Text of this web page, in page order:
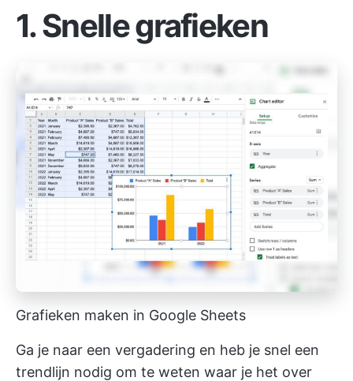
1. Snelle grafieken
Grafieken maken in Google Sheets
Ga je naar een vergadering en heb je snel een
trendlijn nodig om te weten waar je het over